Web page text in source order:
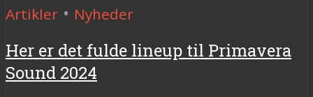
Artikler • Nyheder
Her er det fulde lineup til Primavera
Sound 2024